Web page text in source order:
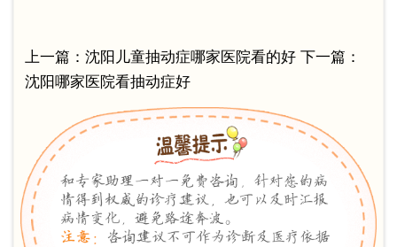
上一篇： 沈阳儿童抽动症哪家医院看的好 下一篇：
沈阳哪家医院看抽动症好